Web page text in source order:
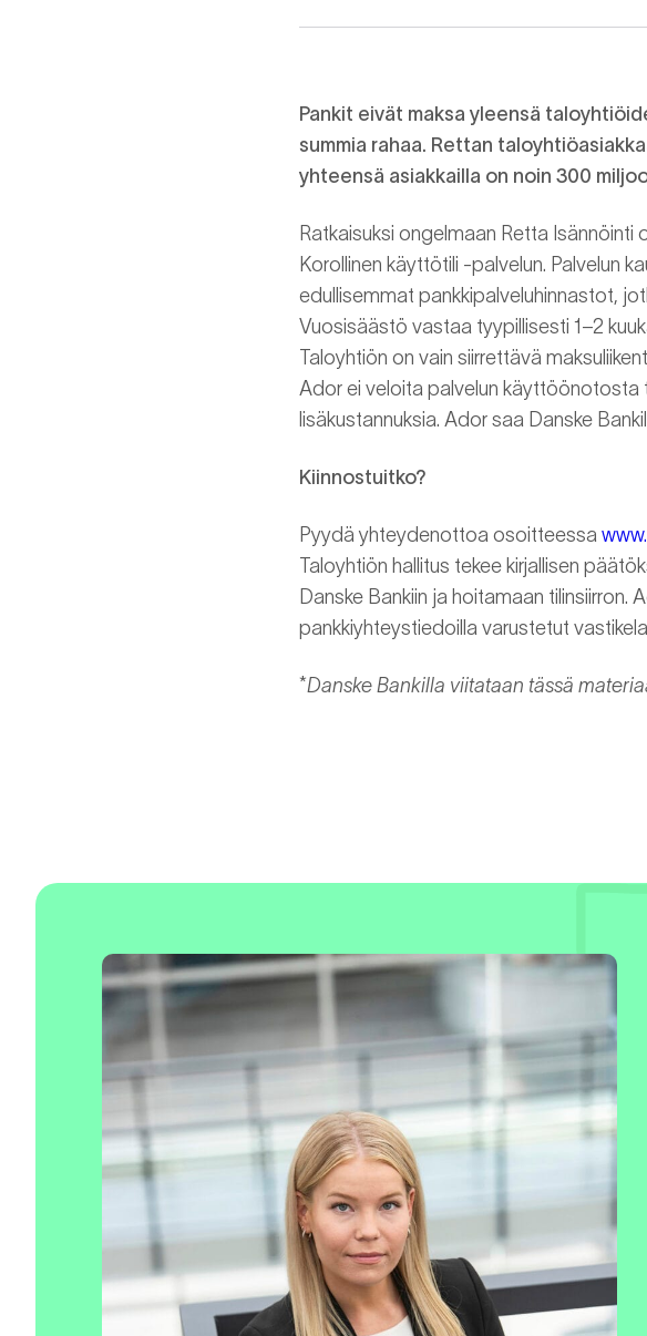
Pankit eivät maksa yleensä
summia rahaa. Rettan
yhteensä asiakkailla on noin 300
Ratkaisuksi ongelmaan Retta Isännöinti
Korollinen käyttötili -palvelun. Palvelun
edullisemmat pankkipalveluhinnastot,
Vuosisäästö vastaa tyypillisesti 1–2
Taloyhtiön on vain siirrettävä
Ador ei veloita palvelun
lisäkustannuksia. Ador saa Danske
Kiinnostuitko?
Pyydä yhteydenottoa osoitteessa
Taloyhtiön hallitus tekee kirjallisen
Danske Bankiin ja hoitamaan
pankkiyhteystiedoilla varustetut
*Danske Bankilla viitataan tässä